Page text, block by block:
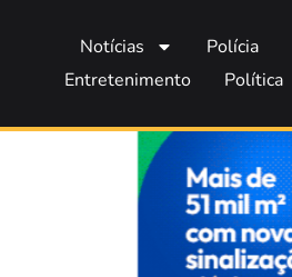
Notícias Polícia
Entretenimento
Política